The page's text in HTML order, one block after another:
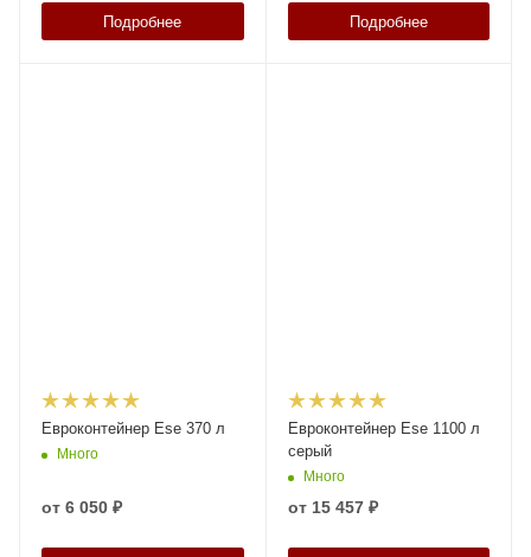
Подробнее Подробнее
Евроконтейнер Ese 370 л
Много
от 6 050 ₽
Евроконтейнер Ese 1100 л
серый
Много
от 15 457 ₽